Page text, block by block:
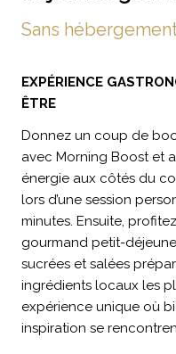
Sans
EXPÉRIENCE
ÊTRE
Donnez un coup de
avec Morning Boost et
énergie aux côtés du
lors d’une session
minutes. Ensuite,
gourmand petit-
sucrées et salées
ingrédients locaux les
expérience unique où
inspiration se